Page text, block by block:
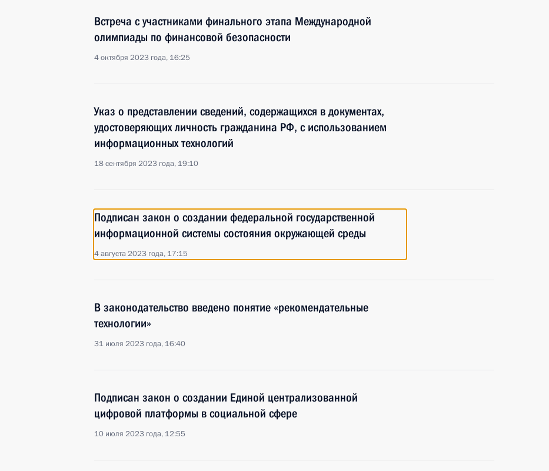
Встреча с участниками финального этапа Международной
олимпиады по финансовой безопасности
4 октября 2023 года, 16:25
Указ о представлении сведений, содержащихся в документах,
удостоверяющих личность гражданина РФ, с использованием
информационных технологий
18 сентября 2023 года, 19:10
Подписан закон о создании федеральной государственной
информационной системы состояния окружающей среды
4 августа 2023 года, 17:15
В законодательство введено понятие «рекомендательные
технологии»
31 июля 2023 года, 16:40
Подписан закон о создании Единой централизованной
цифровой платформы в социальной сфере
10 июля 2023 года, 12:55